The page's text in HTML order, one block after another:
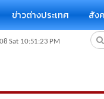
ข่าวต่างประเทศ สัง